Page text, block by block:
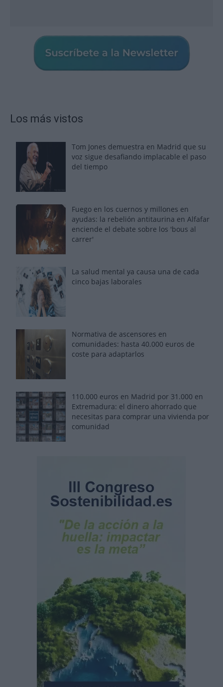
Los más vistos
Tom Jones demuestra en Madrid que su
voz sigue desafiando implacable el paso
del tiempo
Fuego en los cuernos y millones en
ayudas: la rebelión antitaurina en Alfafar
enciende el debate sobre los 'bous al
carrer'
La salud mental ya causa una de cada
cinco bajas laborales
Normativa de ascensores en
comunidades: hasta 40.000 euros de
coste para adaptarlos
110.000 euros en Madrid por 31.000 en
Extremadura: el dinero ahorrado que
necesitas para comprar una vivienda por
comunidad